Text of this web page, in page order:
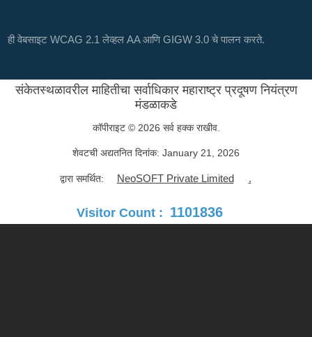
ही वेबसाइट WCAG 2.1 लेव्हल AA आणि GIGW 3.0 चे पालन करते.
संकेतस्थळावरील माहितीचा सर्वाधिकार महाराष्ट्र प्रदूषण नियंत्रण
मंडळाकडे
कॉपीराइट © 2026 सर्व हक्क राखीव.
शेवटची अद्यतनित दिनांक: January 21, 2026
द्वारा समर्थित: NeoSOFT Private Limited .
Visitor Count : 1101836